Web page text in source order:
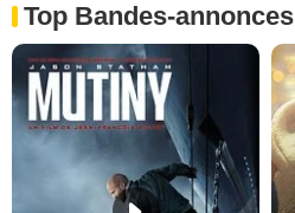
Top Bandes-annonces